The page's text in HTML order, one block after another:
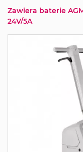
Zawiera baterie
24V/5A